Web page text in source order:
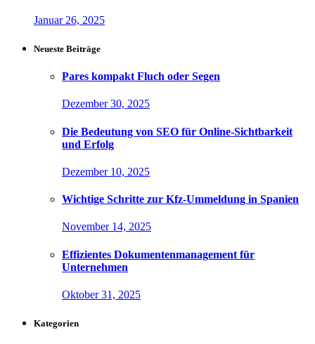
Januar 26, 2025
Neueste Beiträge
Pares kompakt Fluch oder Segen
Dezember 30, 2025
Die Bedeutung von SEO für Online-Sichtbarkeit
und Erfolg
Dezember 10, 2025
Wichtige Schritte zur Kfz-Ummeldung in Spanien
November 14, 2025
Effizientes Dokumentenmanagement für
Unternehmen
Oktober 31, 2025
Kategorien